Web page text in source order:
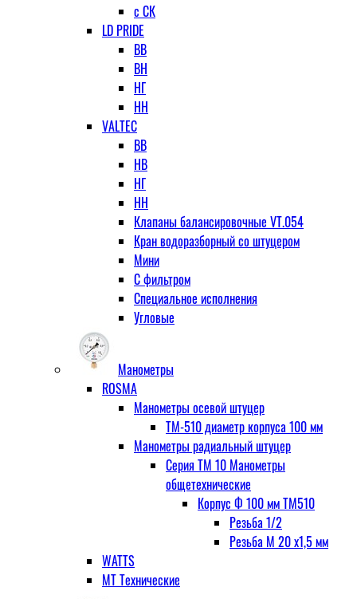
с СК
LD PRIDE
ВВ
ВН
НГ
НН
VALTEC
ВВ
НВ
НГ
НН
Клапаны балансировочные VT.054
Кран водоразборный со штуцером
Мини
С фильтром
Специальное исполнения
Угловые
Манометры
ROSMA
Манометры осевой штуцер
ТМ-510 диаметр корпуса 100 мм
Манометры радиальный штуцер
Серия ТМ 10 Манометры
общетехнические
Корпус Ф 100 мм ТМ510
Резьба 1/2
Резьба М 20 х1,5 мм
WATTS
МТ Технические